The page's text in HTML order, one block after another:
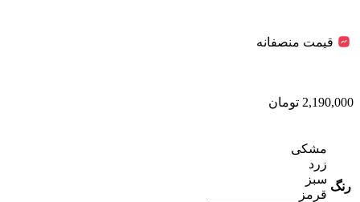
قیمت منصفانه
2,190,000 تومان
رنگ
مشکی
زرد
سبز
قرمز